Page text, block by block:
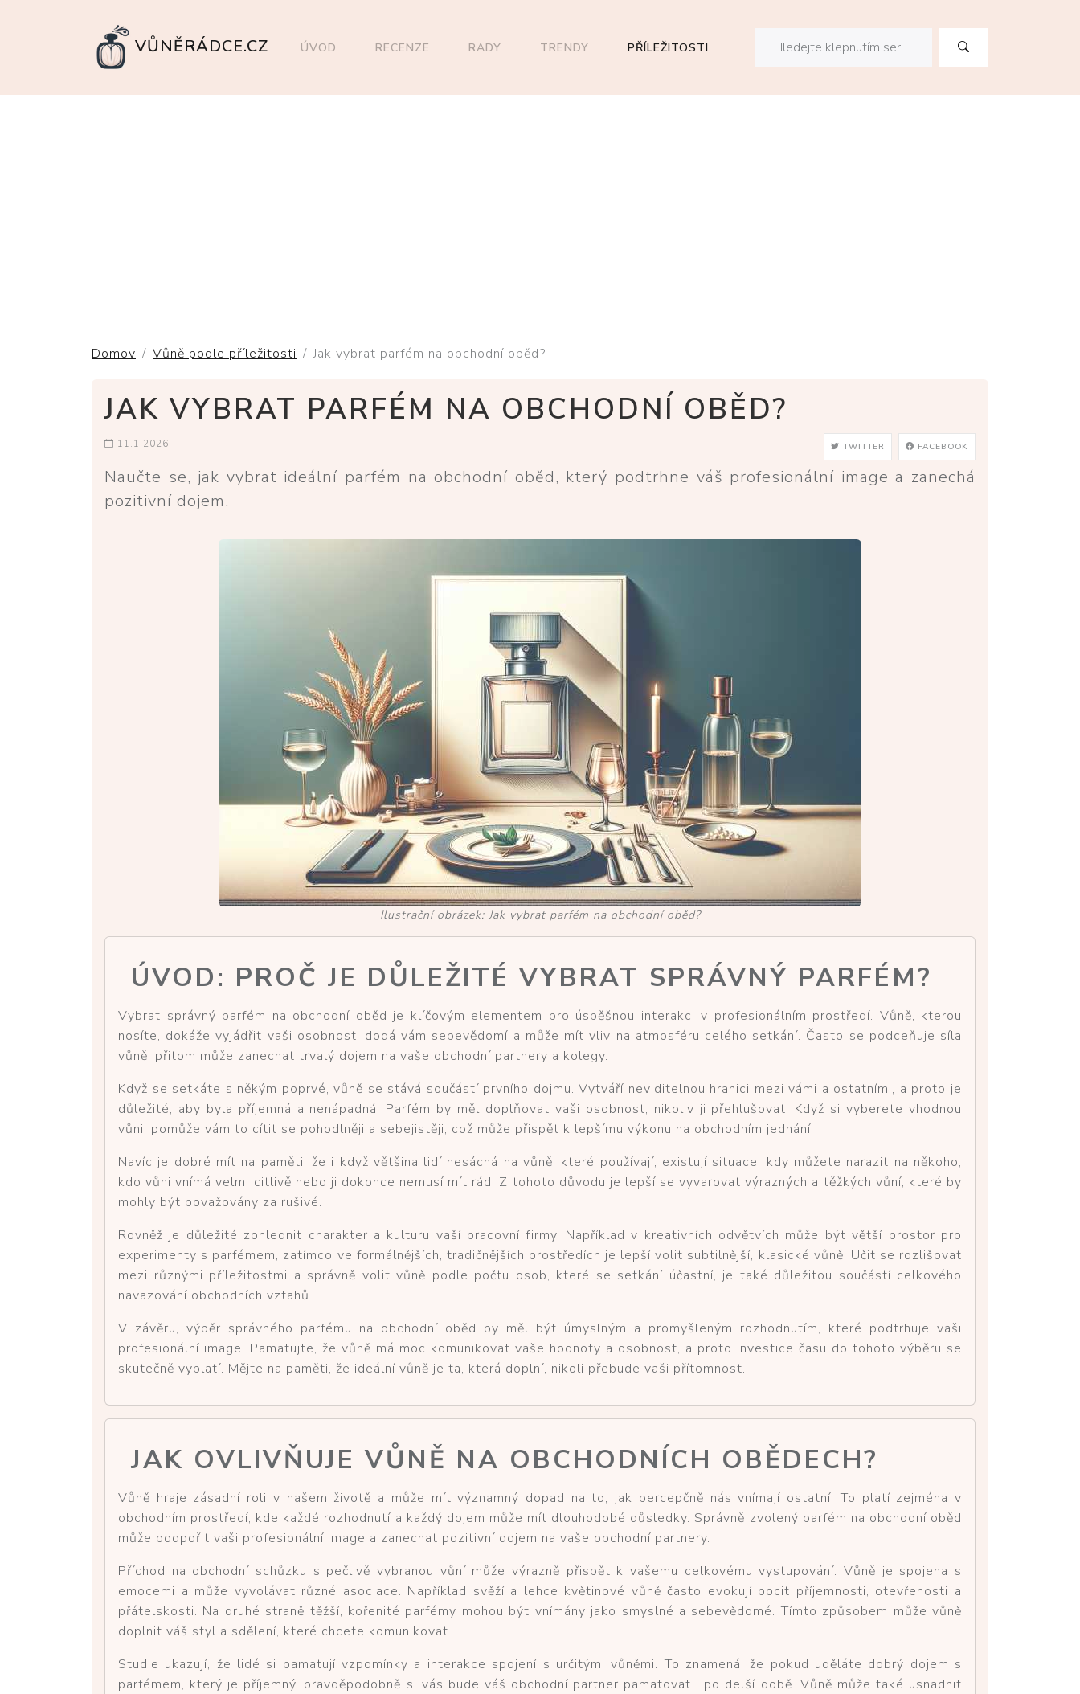
VŮNĚRÁDCE.CZ ÚVOD RECENZE RADY TRENDY PŘÍLEŽITOSTI
Domov Vůně podle příležitosti Jak vybrat parfém na obchodní oběd?
JAK VYBRAT PARFÉM NA OBCHODNÍ OBĚD?
11.1.2026 TWITTER FACEBOOK
Naučte se, jak vybrat ideální parfém na obchodní oběd, který podtrhne váš profesionální image a zanechá
pozitivní dojem.
Ilustrační obrázek: Jak vybrat parfém na obchodní oběd?
ÚVOD: PROČ JE DŮLEŽITÉ VYBRAT SPRÁVNÝ PARFÉM?
Vybrat správný parfém na obchodní oběd je klíčovým elementem pro úspěšnou interakci v profesionálním prostředí. Vůně, kterou
nosíte, dokáže vyjádřit vaši osobnost, dodá vám sebevědomí a může mít vliv na atmosféru celého setkání. Často se podceňuje síla
vůně, přitom může zanechat trvalý dojem na vaše obchodní partnery a kolegy.
Když se setkáte s někým poprvé, vůně se stává součástí prvního dojmu. Vytváří neviditelnou hranici mezi vámi a ostatními, a proto je
důležité, aby byla příjemná a nenápadná. Parfém by měl doplňovat vaši osobnost, nikoliv ji přehlušovat. Když si vyberete vhodnou
vůni, pomůže vám to cítit se pohodlněji a sebejistěji, což může přispět k lepšímu výkonu na obchodním jednání.
Navíc je dobré mít na paměti, že i když většina lidí nesáchá na vůně, které používají, existují situace, kdy můžete narazit na někoho,
kdo vůni vnímá velmi citlivě nebo ji dokonce nemusí mít rád. Z tohoto důvodu je lepší se vyvarovat výrazných a těžkých vůní, které by
mohly být považovány za rušivé.
Rovněž je důležité zohlednit charakter a kulturu vaší pracovní firmy. Například v kreativních odvětvích může být větší prostor pro
experimenty s parfémem, zatímco ve formálnějších, tradičnějších prostředích je lepší volit subtilnější, klasické vůně. Učit se rozlišovat
mezi různými příležitostmi a správně volit vůně podle počtu osob, které se setkání účastní, je také důležitou součástí celkového
navazování obchodních vztahů.
V závěru, výběr správného parfému na obchodní oběd by měl být úmyslným a promyšleným rozhodnutím, které podtrhuje vaši
profesionální image. Pamatujte, že vůně má moc komunikovat vaše hodnoty a osobnost, a proto investice času do tohoto výběru se
skutečně vyplatí. Mějte na paměti, že ideální vůně je ta, která doplní, nikoli přebude vaši přítomnost.
JAK OVLIVŇUJE VŮNĚ NA OBCHODNÍCH OBĚDECH?
Vůně hraje zásadní roli v našem životě a může mít významný dopad na to, jak percepčně nás vnímají ostatní. To platí zejména v
obchodním prostředí, kde každé rozhodnutí a každý dojem může mít dlouhodobé důsledky. Správně zvolený parfém na obchodní oběd
může podpořit vaši profesionální image a zanechat pozitivní dojem na vaše obchodní partnery.
Příchod na obchodní schůzku s pečlivě vybranou vůní může výrazně přispět k vašemu celkovému vystupování. Vůně je spojena s
emocemi a může vyvolávat různé asociace. Například svěží a lehce květinové vůně často evokují pocit příjemnosti, otevřenosti a
přátelskosti. Na druhé straně těžší, kořenité parfémy mohou být vnímány jako smyslné a sebevědomé. Tímto způsobem může vůně
doplnit váš styl a sdělení, které chcete komunikovat.
Studie ukazují, že lidé si pamatují vzpomínky a interakce spojení s určitými vůněmi. To znamená, že pokud uděláte dobrý dojem s
parfémem, který je příjemný, pravděpodobně si vás bude váš obchodní partner pamatovat i po delší době. Vůně může také usnadnit